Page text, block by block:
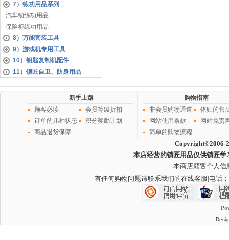
7）练功用品系列
汽车锁练功用品
保险柜练功用品
8）万能套装工具
9）游戏机专用工具
10）钥匙复制机配件
11）锁匠自卫、防身用品
新手上路
顾客必读
会员等级折扣
订单的几种状态
积分奖励计划
商品退货保障
购物指南
非会员购物通道
体贴的售
网站使用条款
网站免责
简单的购物流程
Copyright©2006-
本店经营的锁匠用品仅供锁匠
本商店顾客个人信
有任何购物问题请联系我们的在线客服|电话：